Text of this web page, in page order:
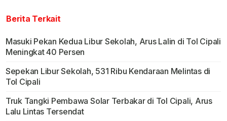
Berita Terkait
Masuki Pekan Kedua Libur Sekolah, Arus Lalin di Tol Cipali
Meningkat 40 Persen
Sepekan Libur Sekolah, 531 Ribu Kendaraan Melintas di
Tol Cipali
Truk Tangki Pembawa Solar Terbakar di Tol Cipali, Arus
Lalu Lintas Tersendat